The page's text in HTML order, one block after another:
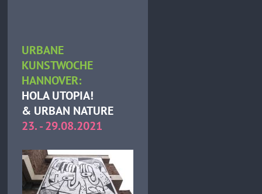
URBANE
KUNSTWOCHE
HANNOVER:
HOLA UTOPIA!
& URBAN NATURE
23. - 29.08.2021